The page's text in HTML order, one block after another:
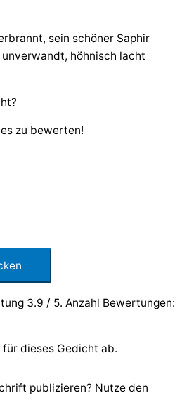
sein schöner Saphir
höhnisch lacht
zu bewerten!
3.9 / 5. Anzahl Bewertungen:
dieses Gedicht ab.
publizieren? Nutze den